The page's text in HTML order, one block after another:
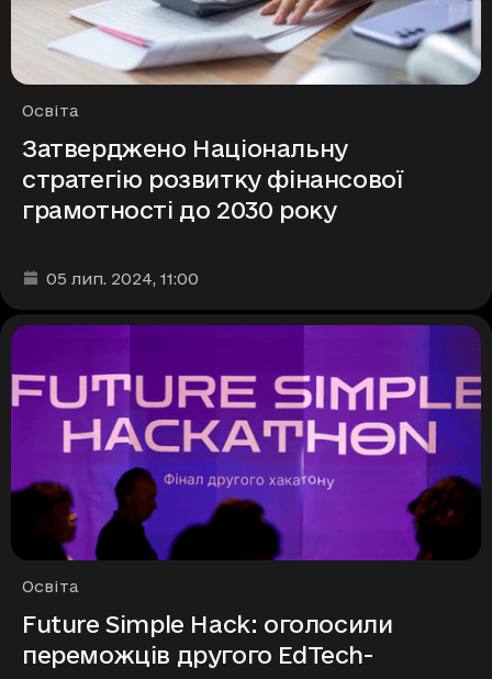
Рубрики
Освіта
Затверджено Національну
стратегію розвитку фінансової
грамотності до 2030 року
Дата та час публікації
05 лип. 2024, 11:00
Рубрики
Освіта
Future Simple Hack: оголосили
переможців другого EdTech-